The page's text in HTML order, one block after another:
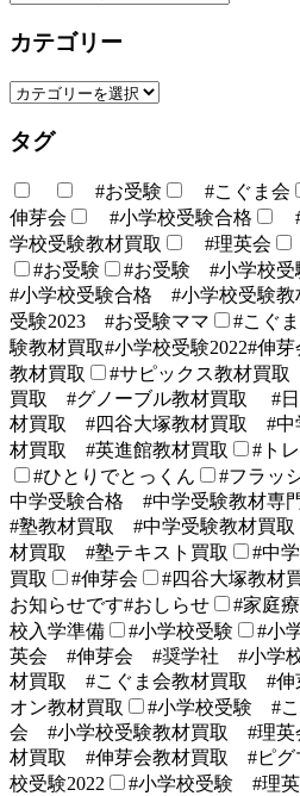
カテゴリー
タグ
#お受験 #こぐま会
伸芽会
#小学校受験合格
学校受験教材買取
#理英会
#お受験
#お受験 #小学校
#小学校受験合格 #小学校受験
受験2023 #お受験ママ
#こぐ
験教材買取#小学校受験2022#伸芽
教材買取
#サピックス教材買
買取 #グノーブル教材買取 #
材買取 #四谷大塚教材買取 #中
材買取 #英進館教材買取
#ト
#ひとりでとっくん
#フラッ
中学受験合格 #中学受験教材
#塾教材買取 #中学受験教材
材買取 #塾テキスト買取
#中
買取
#伸芽会 #四谷大塚教材
お知らせです#おしらせ
#家庭
校入学準備
#小学校受験
#小
英会 #伸芽会 #奨学社 #小学
材買取 #こぐま会教材買取 #伸
オン教材買取
#小学校受験 #
会 #小学校受験教材買取 #理英
材買取 #伸芽会教材買取 #ピグ
校受験2022
#小学校受験 #理